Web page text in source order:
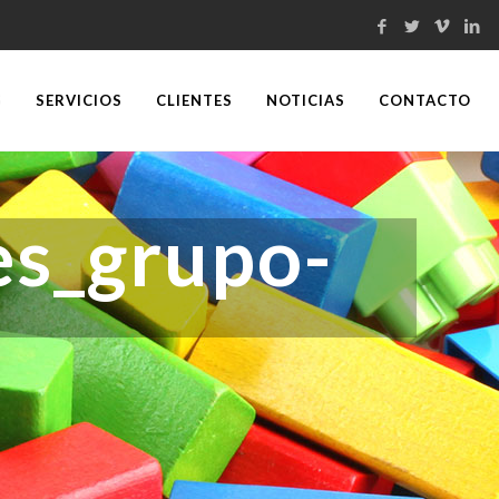
SERVICIOS CLIENTES NOTICIAS CONTACTO